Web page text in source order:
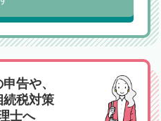
告や、
続税対策
士へ